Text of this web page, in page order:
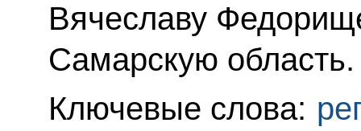
Вячеславу
Самарскую область.
Ключевые слова: